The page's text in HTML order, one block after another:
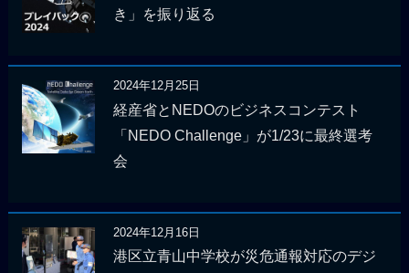
き」を振り返る
2024年12月25日
経産省とNEDOのビジネスコンテスト
「NEDO Challenge」が1/23に最終選考
会
2024年12月16日
港区立青山中学校が災危通報対応のデジ